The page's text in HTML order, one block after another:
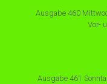
Ausgabe 460
Vor-
Ausgabe 461